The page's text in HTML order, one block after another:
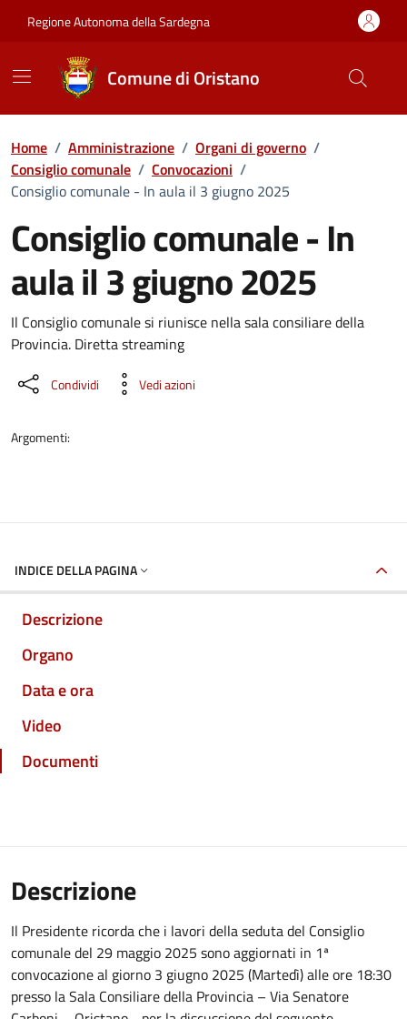
Regione Autonoma della Sardegna
Comune di Oristano
Home / Amministrazione / Organi di governo /
Consiglio comunale / Convocazioni /
Consiglio comunale - In aula il 3 giugno 2025
Consiglio comunale - In
aula il 3 giugno 2025
???portal.DettaglioConvocazione???
Il Consiglio comunale si riunisce nella sala consiliare della
Provincia. Diretta streaming
Condividi Vedi azioni
Argomenti:
INDICE DELLA PAGINA
Descrizione
Organo
Data e ora
Video
Documenti
Descrizione
Il Presidente ricorda che i lavori della seduta del Consiglio
comunale del 29 maggio 2025 sono aggiornati in 1ª
convocazione al giorno 3 giugno 2025 (Martedì) alle ore 18:30
presso la Sala Consiliare della Provincia – Via Senatore